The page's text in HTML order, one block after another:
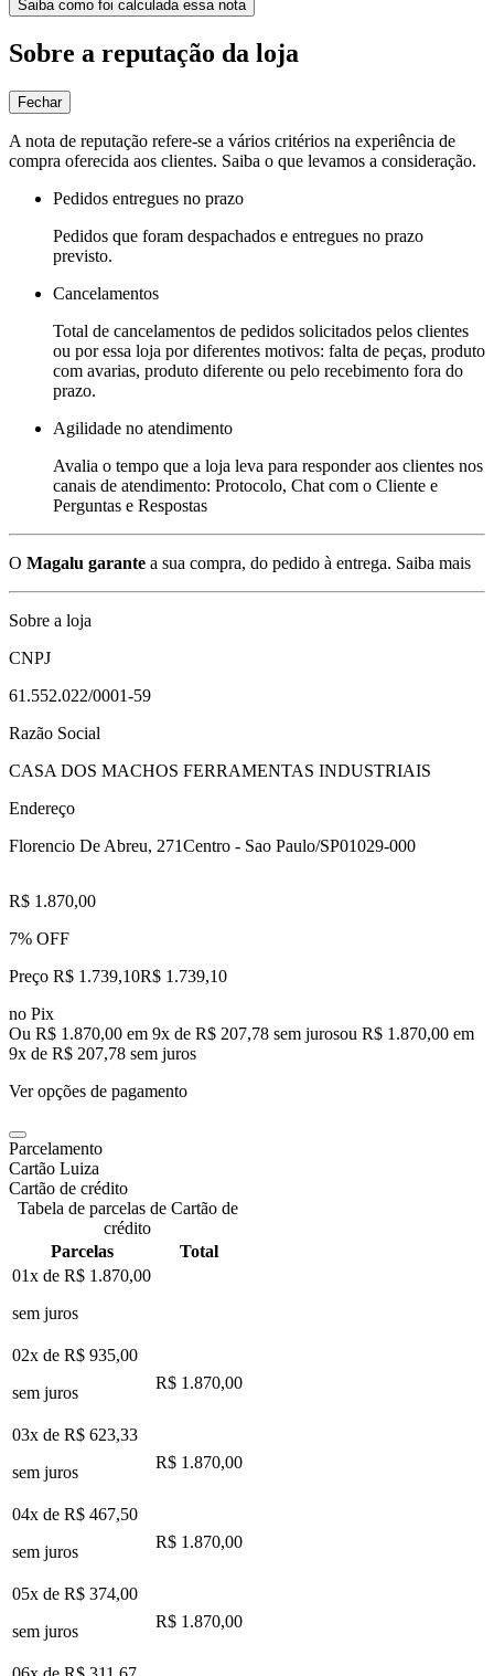
Saiba como foi calculada essa nota
Sobre a reputação da loja
Fechar
A nota de reputação refere-se a vários critérios na experiência de
compra oferecida aos clientes. Saiba o que levamos a consideração.
Pedidos entregues no prazo
Pedidos que foram despachados e entregues no prazo
previsto.
Cancelamentos
Total de cancelamentos de pedidos solicitados pelos clientes
ou por essa loja por diferentes motivos: falta de peças, produto
com avarias, produto diferente ou pelo recebimento fora do
prazo.
Agilidade no atendimento
Avalia o tempo que a loja leva para responder aos clientes nos
canais de atendimento: Protocolo, Chat com o Cliente e
Perguntas e Respostas
O Magalu garante a sua compra, do pedido à entrega. Saiba mais
Sobre a loja
CNPJ
61.552.022/0001-59
Razão Social
CASA DOS MACHOS FERRAMENTAS INDUSTRIAIS
Endereço
Florencio De Abreu, 271Centro - Sao Paulo/SP01029-000
R$ 1.870,00
7% OFF
Preço R$ 1.739,10R$ 1.739,10
no Pix
Ou R$ 1.870,00 em 9x de R$ 207,78 sem jurosou R$ 1.870,00 em
9x de R$ 207,78 sem juros
Ver opções de pagamento
Parcelamento
Cartão Luiza
Cartão de crédito
Tabela de parcelas de Cartão de
crédito
Parcelas
Total
01x de R$ 1.870,00
sem juros
02x de R$ 935,00
sem juros
R$ 1.870,00
03x de R$ 623,33
sem juros
R$ 1.870,00
04x de R$ 467,50
sem juros
R$ 1.870,00
05x de R$ 374,00
sem juros
R$ 1.870,00